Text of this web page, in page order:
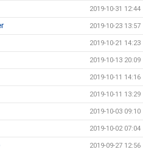
2019-10-31 12:44
2019-10-23 13:57
2019-10-21 14:23
2019-10-13 20:09
2019-10-11 14:16
2019-10-11 13:29
2019-10-03 09:10
2019-10-02 07:04
2019-09-27 12:56